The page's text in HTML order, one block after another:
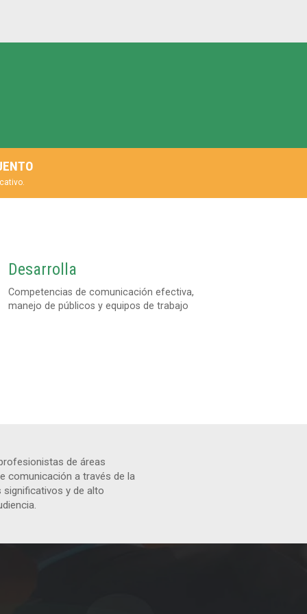
Desarrolla
Competencias de comunicación efectiva,
manejo de públicos y equipos de trabajo
de áreas
comunicación a través de la
y de alto